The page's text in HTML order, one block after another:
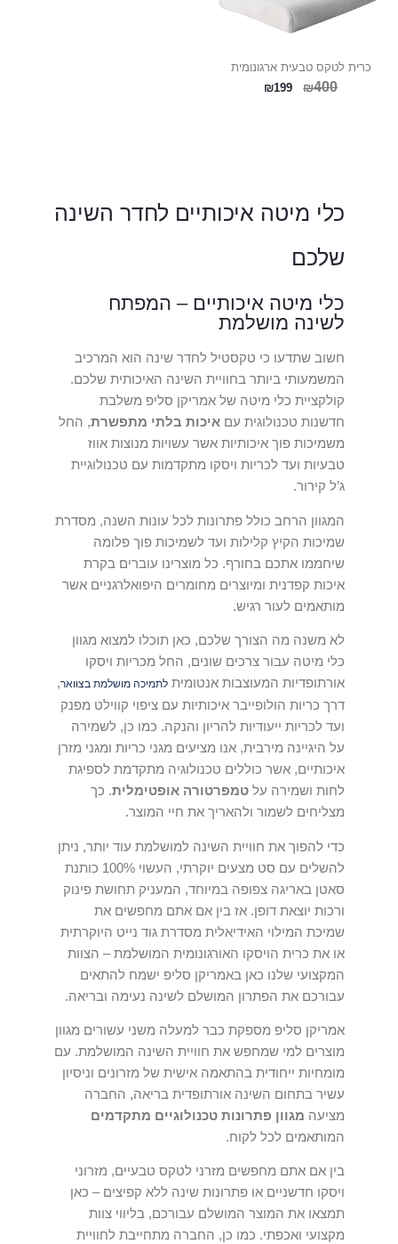
כרית לטקס טבעית ארגונומית
₪400
₪199
כלי מיטה איכותיים לחדר השינה
שלכם
כלי מיטה איכותיים – המפתח
לשינה מושלמת
חשוב שתדעו כי טקסטיל לחדר שינה הוא המרכיב
המשמעותי ביותר בחוויית השינה האיכותית שלכם.
קולקציית כלי מיטה של אמריקן סליפ משלבת
חדשנות טכנולוגית עםאיכות בלתי מתפשרת, החל
משמיכות פוך איכותיות אשר עשויות מנוצות אווז
טבעיות ועד לכריות ויסקו מתקדמות עם טכנולוגיית
ג’ל קירור.
המגוון הרחב כולל פתרונות לכל עונות השנה, מסדרת
שמיכות הקיץ קלילות ועד לשמיכות פוך פלומה
שיחממו אתכם בחורף. כל מוצרינו עוברים בקרת
איכות קפדנית ומיוצרים מחומרים היפואלרגניים אשר
מותאמים לעור רגיש.
לא משנה מה הצורך שלכם, כאן תוכלו למצוא מגוון
כלי מיטה עבור צרכים שונים, החל מכריות ויסקו
אורתופדיות המעוצבות אנטומיתלתמיכה מושלמת בצוואר,
דרך כריות הולופייבר איכותיות עם ציפוי קווילט מפנק
ועד לכריות ייעודיות להריון והנקה. כמו כן, לשמירה
על היגיינה מירבית, אנו מציעים מגני כריות ומגני מזרן
איכותיים, אשר כוללים טכנולוגיה מתקדמת לספיגת
לחות ושמירה עלטמפרטורה אופטימלית. כך
מצליחים לשמור ולהאריך את חיי המוצר.
כדי להפוך את חוויית השינה למושלמת עוד יותר, ניתן
להשלים עם סט מצעים יוקרתי, העשוי 100% כותנת
סאטן באריגה צפופה במיוחד, המעניק תחושת פינוק
ורכות יוצאת דופן. אז בין אם אתם מחפשים את
שמיכת המילוי האידיאלית מסדרת גוד נייט היוקרתית
או את כרית הויסקו האורגונומית המושלמת – הצוות
המקצועי שלנו כאן באמריקן סליפ ישמח להתאים
עבורכם את הפתרון המושלם לשינה נעימה ובריאה.
אמריקן סליפ מספקת כבר למעלה משני עשורים מגוון
מוצרים למי שמחפש את חוויית השינה המושלמת. עם
מומחיות ייחודית בהתאמה אישית של מזרונים וניסיון
עשיר בתחום השינה אורתופדית בריאה, החברה
מציעה מגוון פתרונות טכנולוגיים מתקדמים
המותאמים לכל לקוח.
בין אם אתם מחפשים מזרני לטקס טבעיים, מזרוני
ויסקו חדשניים או פתרונות שינה ללא קפיצים – כאן
תמצאו את המוצר המושלם עבורכם, בליווי צוות
מקצועי ואכפתי. כמו כן, החברה מתחייבת לחוויית